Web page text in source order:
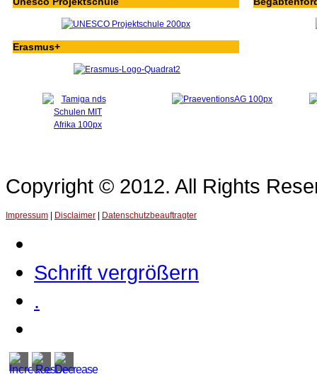
Erasmus+
Copyright © 2012. All Rights
Impressum | Disclaimer | Datenschutzbeauftragter
Schrift vergrößern
.